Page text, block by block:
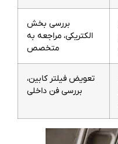
بررسی بخش
الکتریکی، مراجعه به
متخصص
تعویض فیلتر کابین،
بررسی فن داخلی